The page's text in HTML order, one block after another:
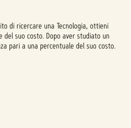
di ricercare una Tecnologia, ottieni
del suo costo. Dopo aver studiato un
pari a una percentuale del suo costo.